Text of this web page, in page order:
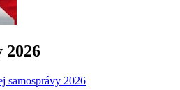
2026